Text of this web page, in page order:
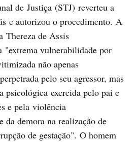
de Justiça (STJ) reverteu a
e autorizou o procedimento. A
Thereza de Assis
"extrema vulnerabilidade por
não apenas
pelo seu agressor, mas
psicológica exercida pelo pai e
e pela violência
da demora na realização de
de gestação". O homem